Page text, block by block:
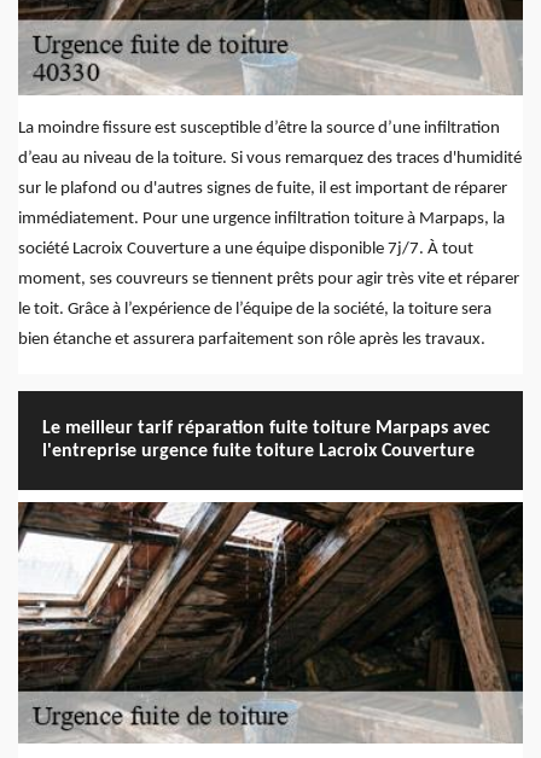
La moindre fissure est susceptible d’être la source d’une infiltration
d’eau au niveau de la toiture. Si vous remarquez des traces d'humidité
sur le plafond ou d'autres signes de fuite, il est important de réparer
immédiatement. Pour une urgence infiltration toiture à Marpaps, la
société Lacroix Couverture a une équipe disponible 7j/7. À tout
moment, ses couvreurs se tiennent prêts pour agir très vite et réparer
le toit. Grâce à l’expérience de l’équipe de la société, la toiture sera
bien étanche et assurera parfaitement son rôle après les travaux.
Le meilleur tarif réparation fuite toiture Marpaps avec
l'entreprise urgence fuite toiture Lacroix Couverture